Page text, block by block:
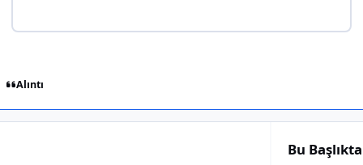
Alıntı
Bu